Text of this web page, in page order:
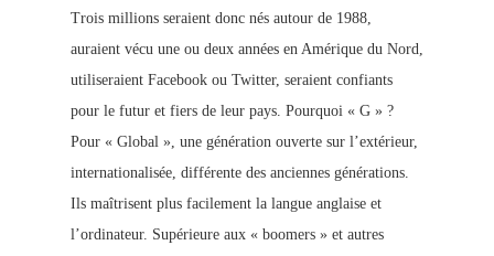
Trois millions seraient donc nés autour de 1988,
auraient vécu une ou deux années en Amérique du Nord,
utiliseraient Facebook ou Twitter, seraient confiants
pour le futur et fiers de leur pays. Pourquoi « G » ?
Pour « Global », une génération ouverte sur l’extérieur,
internationalisée, différente des anciennes générations.
Ils maîtrisent plus facilement la langue anglaise et
l’ordinateur. Supérieure aux « boomers » et autres